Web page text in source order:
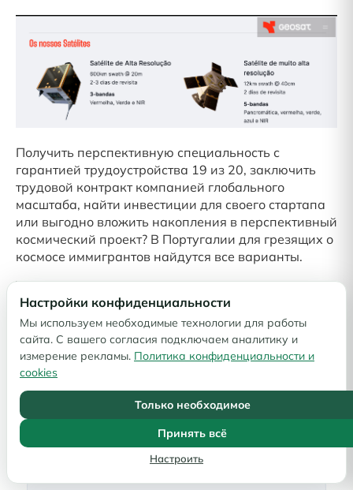
Получить перспективную специальность с
гарантией трудоустройства 19 из 20, заключить
трудовой контракт компанией глобального
масштаба, найти инвестиции для своего стартапа
или выгодно вложить накопления в перспективный
космический проект? В Португалии для грезящих о
космосе иммигрантов найдутся все варианты.
поможет пройти путь получения ВНЖ
Португалии с минимальными затратами
энергии. Знаем требования новых законов,
условия иммиграционных программ
ситуацию на рынке недвижимости и способы
безопасного финансирования португальских
Настройки конфиденциальности
Мы используем необходимые технологии для работы
сайта. С вашего согласия подключаем аналитику и
измерение рекламы. Политика конфиденциальности и
cookies
Настроить
Только необходимое
Принять всё